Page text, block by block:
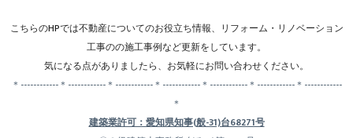
こちらのHPでは不動産についてのお役立ち情報、リフォーム・リノベーション
工事のの施工事例など更新をしています。
気になる点がありましたら、お気軽にお問い合わせください。
＊------------＊------------＊------------＊------------＊------------＊------------＊------------
＊
建築業許可：愛知県知事(般-31)台68271号